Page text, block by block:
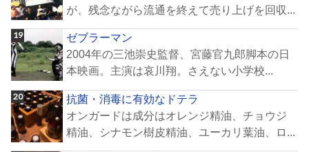
が、残念ながら流通を終えて売り上げを回収...
ゼブラーマン
2004年の三池崇史監督、宮藤官九郎脚本の日
本映画。主演は哀川翔。さえない小学校...
抗菌・消毒に有効なドテラ
オンガードは成分はオレンジ精油、チョウジ
精油、シナモン樹皮精油、ユーカリ葉油、ロ...